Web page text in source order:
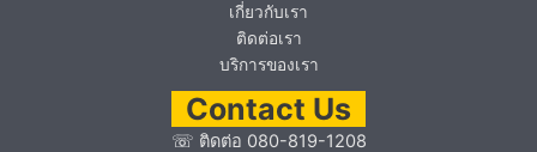
เกี่ยวกับเรา
ติดต่อเรา
บริการของเรา
Contact Us
☏ ติดต่อ 080-819-1208